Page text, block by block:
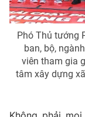
Phó Thủ tướng
ban, bộ,
viên tham gia
tâm xây dựng